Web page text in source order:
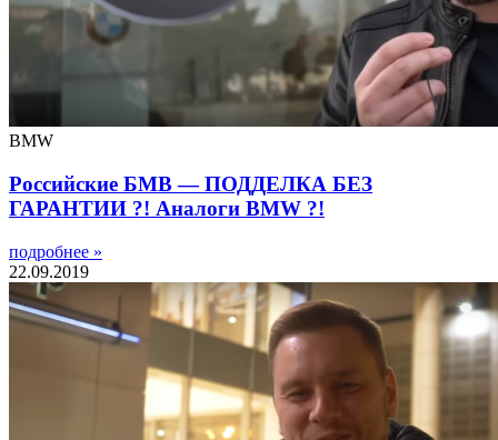
BMW
Российские БМВ — ПОДДЕЛКА БЕЗ
ГАРАНТИИ ?! Аналоги BMW ?!
подробнее »
22.09.2019